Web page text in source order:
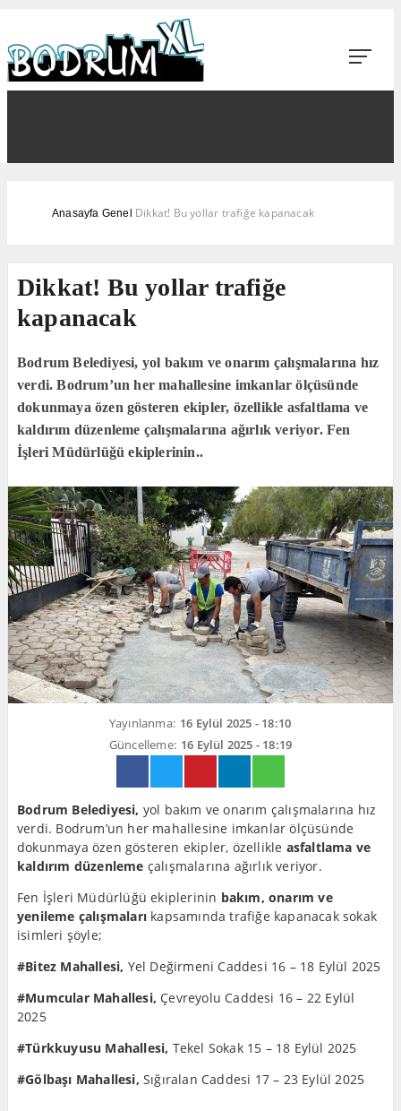
Anasayfa Genel Dikkat! Bu yollar trafiğe kapanacak
Dikkat! Bu yollar trafiğe
kapanacak
Bodrum Belediyesi, yol bakım ve onarım çalışmalarına hız
verdi. Bodrum’un her mahallesine imkanlar ölçüsünde
dokunmaya özen gösteren ekipler, özellikle asfaltlama ve
kaldırım düzenleme çalışmalarına ağırlık veriyor. Fen
İşleri Müdürlüğü ekiplerinin..
Yayınlanma: 16 Eylül 2025 - 18:10
Güncelleme: 16 Eylül 2025 - 18:19
Bodrum Belediyesi, yol bakım ve onarım çalışmalarına hız
verdi. Bodrum’un her mahallesine imkanlar ölçüsünde
dokunmaya özen gösteren ekipler, özellikle asfaltlama ve
kaldırım düzenleme çalışmalarına ağırlık veriyor.
Fen İşleri Müdürlüğü ekiplerinin bakım, onarım ve
yenileme çalışmaları kapsamında trafiğe kapanacak sokak
isimleri şöyle;
#Bitez Mahallesi, Yel Değirmeni Caddesi 16 – 18 Eylül 2025
#Mumcular Mahallesi, Çevreyolu Caddesi 16 – 22 Eylül
2025
#Türkkuyusu Mahallesi, Tekel Sokak 15 – 18 Eylül 2025
#Gölbaşı Mahallesi, Sığıralan Caddesi 17 – 23 Eylül 2025